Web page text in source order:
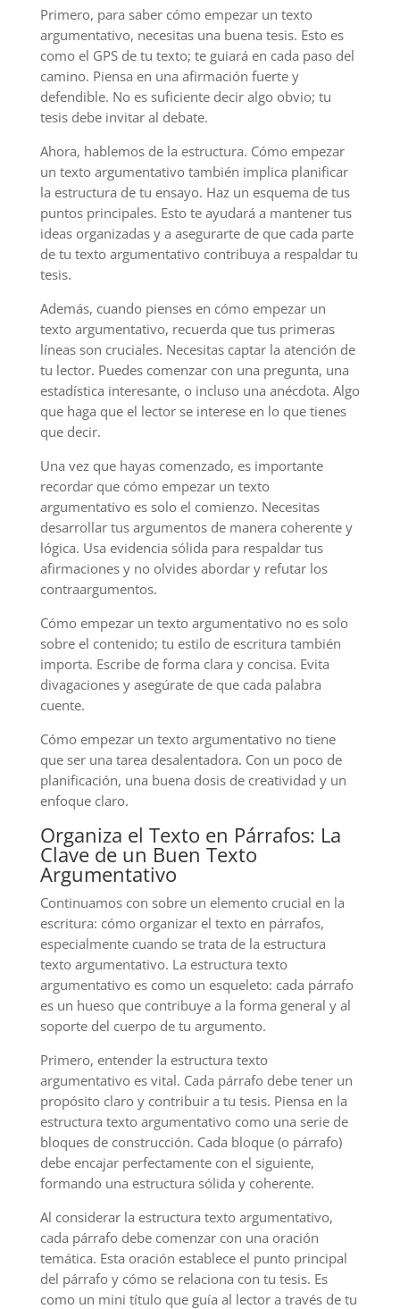
Primero, para saber cómo empezar un texto
argumentativo, necesitas una buena tesis. Esto es
como el GPS de tu texto; te guiará en cada paso del
camino. Piensa en una afirmación fuerte y
defendible. No es suficiente decir algo obvio; tu
tesis debe invitar al debate.
Ahora, hablemos de la estructura. Cómo empezar
un texto argumentativo también implica planificar
la estructura de tu ensayo. Haz un esquema de tus
puntos principales. Esto te ayudará a mantener tus
ideas organizadas y a asegurarte de que cada parte
de tu texto argumentativo contribuya a respaldar tu
tesis.
Además, cuando pienses en cómo empezar un
texto argumentativo, recuerda que tus primeras
líneas son cruciales. Necesitas captar la atención de
tu lector. Puedes comenzar con una pregunta, una
estadística interesante, o incluso una anécdota. Algo
que haga que el lector se interese en lo que tienes
que decir.
Una vez que hayas comenzado, es importante
recordar que cómo empezar un texto
argumentativo es solo el comienzo. Necesitas
desarrollar tus argumentos de manera coherente y
lógica. Usa evidencia sólida para respaldar tus
afirmaciones y no olvides abordar y refutar los
contraargumentos.
Cómo empezar un texto argumentativo no es solo
sobre el contenido; tu estilo de escritura también
importa. Escribe de forma clara y concisa. Evita
divagaciones y asegúrate de que cada palabra
cuente.
Cómo empezar un texto argumentativo no tiene
que ser una tarea desalentadora. Con un poco de
planificación, una buena dosis de creatividad y un
enfoque claro.
Organiza el Texto en Párrafos: La
Clave de un Buen Texto
Argumentativo
Continuamos con sobre un elemento crucial en la
escritura: cómo organizar el texto en párrafos,
especialmente cuando se trata de la estructura
texto argumentativo. La estructura texto
argumentativo es como un esqueleto: cada párrafo
es un hueso que contribuye a la forma general y al
soporte del cuerpo de tu argumento.
Primero, entender la estructura texto
argumentativo es vital. Cada párrafo debe tener un
propósito claro y contribuir a tu tesis. Piensa en la
estructura texto argumentativo como una serie de
bloques de construcción. Cada bloque (o párrafo)
debe encajar perfectamente con el siguiente,
formando una estructura sólida y coherente.
Al considerar la estructura texto argumentativo,
cada párrafo debe comenzar con una oración
temática. Esta oración establece el punto principal
del párrafo y cómo se relaciona con tu tesis. Es
como un mini título que guía al lector a través de tu